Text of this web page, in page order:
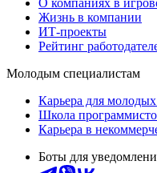
О компаниях в
Жизнь в компании
ИТ-проекты
Рейтинг
Молодым специалистам
Карьера для
Школа
Карьера в
Боты для